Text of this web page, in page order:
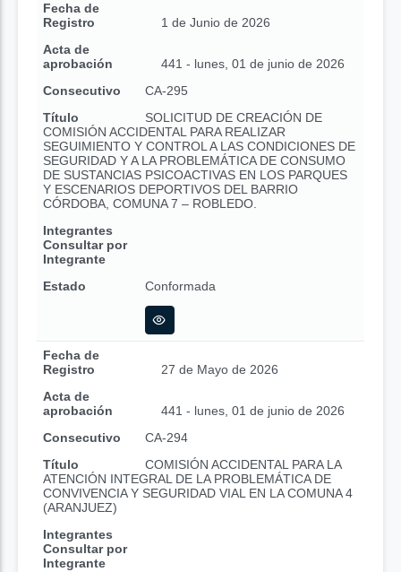
Fecha de
Registro
1 de Junio de 2026
Acta de
aprobación
441 - lunes, 01 de junio de 2026
Consecutivo
CA-295
Título
SOLICITUD DE CREACIÓN DE
COMISIÓN ACCIDENTAL PARA REALIZAR
SEGUIMIENTO Y CONTROL A LAS CONDICIONES DE
SEGURIDAD Y A LA PROBLEMÁTICA DE CONSUMO
DE SUSTANCIAS PSICOACTIVAS EN LOS PARQUES
Y ESCENARIOS DEPORTIVOS DEL BARRIO
CÓRDOBA, COMUNA 7 – ROBLEDO.
Integrantes
Consultar por
Integrante
Estado
Conformada
Fecha de
Registro
27 de Mayo de 2026
Acta de
aprobación
441 - lunes, 01 de junio de 2026
Consecutivo
CA-294
Título
COMISIÓN ACCIDENTAL PARA LA
ATENCIÓN INTEGRAL DE LA PROBLEMÁTICA DE
CONVIVENCIA Y SEGURIDAD VIAL EN LA COMUNA 4
(ARANJUEZ)
Integrantes
Consultar por
Integrante